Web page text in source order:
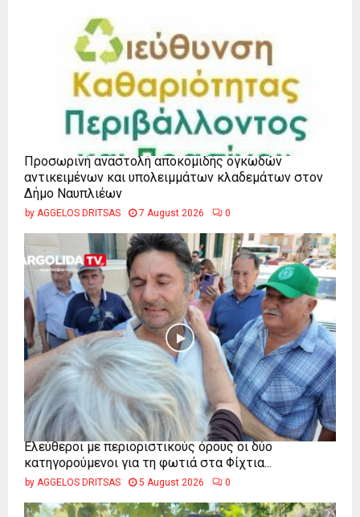
Προσωρινή αναστολή αποκομιδής ογκωδών
αντικειμένων και υπολειμμάτων κλαδεμάτων στον
Δήμο Ναυπλιέων
by AGGELOS DRITSAS 7 August 2026 0
Ελεύθεροι με περιοριστικούς όρους οι δύο
κατηγορούμενοι για τη φωτιά στα Φίχτια...
by AGGELOS DRITSAS 5 August 2026 0